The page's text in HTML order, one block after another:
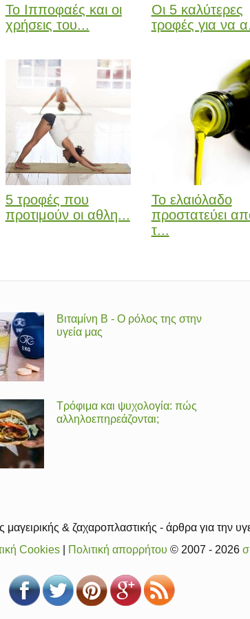
Το Ιπποφαές και οι
χρήσεις του...
Οι 5 καλύτερες
τροφές για να
5 τροφές που
προτιμούν οι αθλη...
Το ελαιόλαδο
προστατεύει
τ...
Βιταμίνη Β - Ο ρόλος της στην
υγεία μας
Τρόφιμα και ψυχολογία: πώς
αλληλοεπηρεάζονται;
& ζαχαροπλαστικής - άρθρα για την
Cookies| Πολιτική απορρήτου © 2007 - 2026